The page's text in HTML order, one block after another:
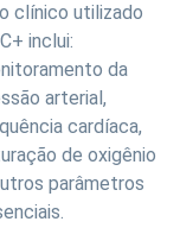
clínico utilizado
inclui:
da
arterial,
cardíaca,
de oxigênio
parâmetros